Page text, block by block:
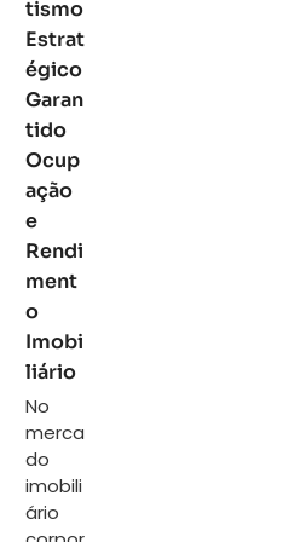
tismo
Estrat
égico
Garan
tido
Ocup
ação
e
Rendi
ment
o
Imobi
liário
No
merca
do
imobili
ário